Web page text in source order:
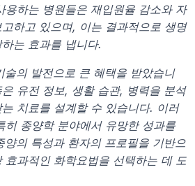
용하는 병원들은 재입원율 감소와 자
하고 있으며, 이는 결과적으로 생명
는 효과를 냅니다.
술의 발전으로 큰 혜택을 받았습니
유전 정보, 생활 습관, 병력을 분석
치료를 설계할 수 있습니다. 이러
히 종양학 분야에서 유망한 성과를
양의 특성과 환자의 프로필을 기반으
효과적인 화학요법을 선택하는 데 도